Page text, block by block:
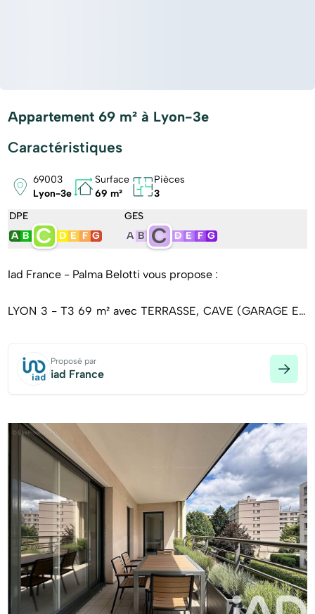
Appartement 69 m² à Lyon-3e
Caractéristiques
69003
Lyon-3e
Surface
69 m²
Pièces
3
DPE
A B C D E F G
GES
A B C D E F G
Iad France - Palma Belotti vous propose :
LYON 3 - T3 69 m² avec TERRASSE, CAVE (GARAGE EN
Idéalement situé à deux pas de la Part-Dieu et à proximité
espaces verts et parc, découvrez ce joli T3 situé au 2e
étage avec ascenseur.
Dès l'entrée, un hall avec rangement vous accueille et
donne le ton : un appartement fonctionnel, bien agencé et
agréable à vivre.
Vous découvrez une belle pièce de vie lumineuse avec
cuisine semi ouverte sur le séjour et sur la terrasse.
Côté nuit, deux chambres avec placards intégrés, dont
une avec un accès direct sur la terrasse, une salle de
Proposé par
iad France